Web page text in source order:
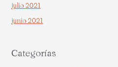
julio 2021
junio 2021
Categorías